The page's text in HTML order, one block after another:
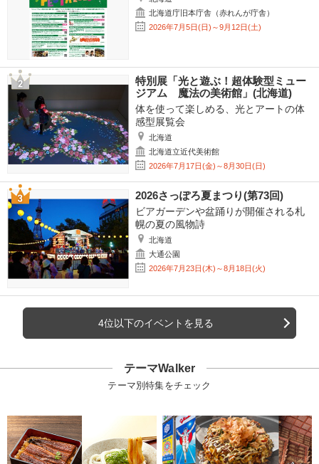
北海道庁旧本庁舎（赤れんが庁舎）
2026年7月5日(日)～9月12日(土)
特別展「光と遊ぶ！超体験型ミュー
ジアム 魔法の美術館」(北海道)
体を使って楽しめる、光とアートの体
感型展覧会
北海道
北海道立近代美術館
2026年7月17日(金)～8月30日(日)
2026さっぽろ夏まつり(第73回)
ビアガーデンや盆踊りが開催される札
幌の夏の風物詩
北海道
大通公園
2026年7月23日(木)～8月18日(火)
4位以下のイベントを見る
テーマWalker
テーマ別特集をチェック